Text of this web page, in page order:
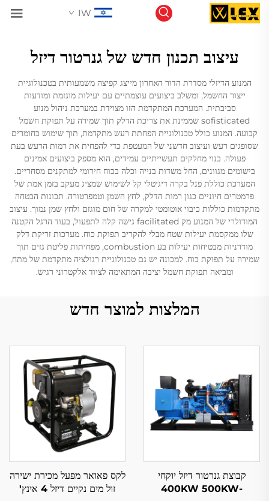
IW
עיצוב תכנון חדש של גנרטור דיזל
המנוע הדיזלי מסדרת הדור האחרון מייצג קפיצה משמעותית בטכנולוגיית
ייצור החשמל, ומשלב ביצועים עוצמתיים עם יעילות מוגזמת ומודעות
סביבתית. המערכת המתקדמת הזו מצוידת במערכת ניהול מנוע
sofisticated שממינת את צריכת הדלק תוך שמירה על תפוקת חשמל
קבועה. המנוע כולל טכנולוגיית הפחתת רעש מתקדמת, תוך שימוש בחומרים
שסופגים רעש ועיצוב חדשני של המעטפת כדי להפחית את רמות הרעש בעת
פעולה. בנוי מחלקים תעשייתיים עמידים, הוא מספק ביצועים אמינים
בישומים מגוונים, החל משדות בנייה וכלה בכוח חירומי למתקנים מסחריים.
המערכת כוללת פנל בקרה דיגיטלי קל לשימוש שמציג מעקב בזמן אמת של
פרמטרים חיוניים כגון רמות הדלק, לחץ השמן וטמפרטורה. תכונות הבטחה
מתקדמות כוללות כיבוי אוטומטי למקרה של חום מוגזם ולחץ שמן נמוך. עיצוב
המודולרי של המנוע מק facilitated גישה קלה לתפעול, בעוד הרגל הקטנה
שלו ממקסמת יעילות שטח מבלי להקריב תפוקת כוח. מערכות זריקת דלק
מודרניות מבטיחות יעילות בע combustion, מפחיתות פליטת גזים תוך
שמירה על תפוקת כוח. למכונה יש גם טכנולוגיית רגולציה מתקדמת של מתח,
ומביאה תפוקת חשמל יציבה המתאימה לציוד אלקטרוני רגיש.
המלצות למוצר חדש
קבוצת גנרטור דיזל יוקחי
400KW 500KW-
לקס פאואר מפעל מכירת ישירה
זול מים נקיים דיזל 4 אינץ'